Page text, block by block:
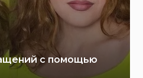
с помощью